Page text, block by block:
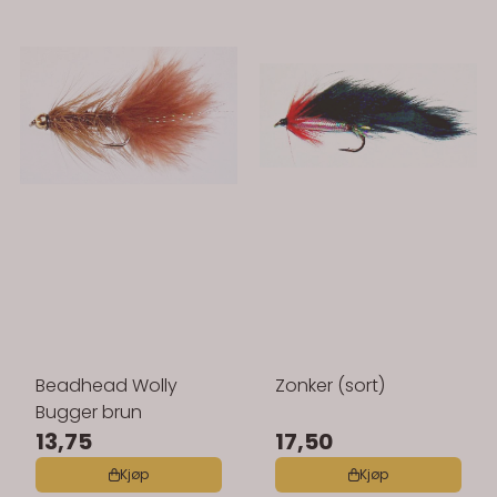
Beadhead Wolly
Bugger brun
13,75
Kjøp
Zonker (sort)
17,50
Kjøp